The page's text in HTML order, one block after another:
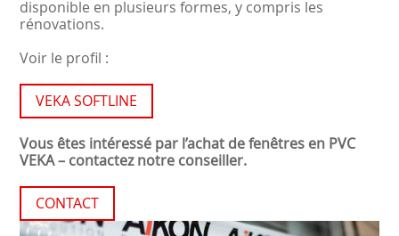
disponible en plusieurs formes, y compris les
rénovations.
Voir le profil :
VEKA SOFTLINE
Vous êtes intéressé par l’achat de fenêtres en PVC
VEKA – contactez notre conseiller.
CONTACT